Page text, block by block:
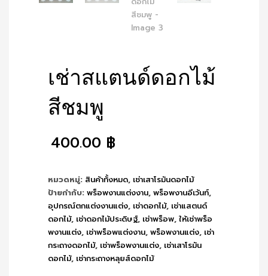
เช่าสแตนด์ดอกไม้
สีชมพู
400.00 ฿
หมวดหมู่: สินค้าทั้งหมด, เช่าเสาโรมันดอกไม้
ป้ายกำกับ: พร็อพงานแต่งงาน, พร็อพงานอีเว้นท์,
อุปกรณ์ตกแต่งงานแต่ง, เช่าดอกไม้, เช่าแสตนด์
ดอกไม้, เช่าดอกไม้ประดิษฐ์, เช่าพร็อพ, ให้เช่าพร็อ
พงานแต่ง, เช่าพร็อพแต่งงาน, พร็อพงานแต่ง, เช่า
กระถางดอกไม้, เช่าพร็อพงานแต่ง, เช่าเสาโรมัน
ดอกไม้, เช่ากระถางหลุยส์ดอกไม้